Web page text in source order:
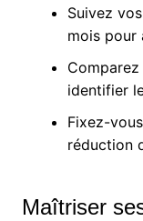
Suivez
mois pour
identifier
Fixez-
réduction
Maîtriser